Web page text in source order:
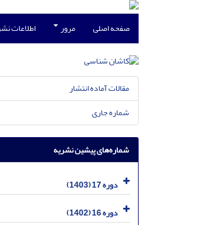
صفحه اصلی مرور اطلاعات
مقالات آماده انتشار
شماره جاری
شماره‌های پیشین نشریه
دوره 17 (1403)
دوره 16 (1402)